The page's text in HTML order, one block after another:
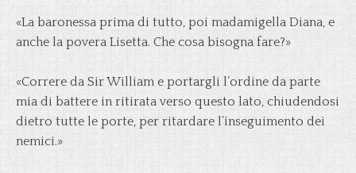
«La baronessa prima di tutto, poi madamigella Diana, e
anche la povera Lisetta. Che cosa bisogna fare?»
«Correre da Sir William e portargli l’ordine da parte
mia di battere in ritirata verso questo lato, chiudendosi
dietro tutte le porte, per ritardare l’inseguimento dei
nemici.»